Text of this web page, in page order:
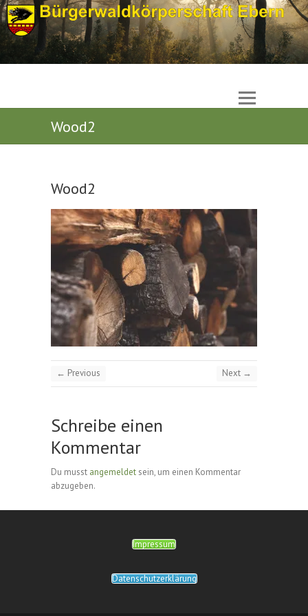
Wood2
Wood2
← Previous Next →
Schreibe einen
Kommentar
Du musst angemeldet sein, um einen Kommentar
abzugeben.
Impressum
Datenschutzerklärung